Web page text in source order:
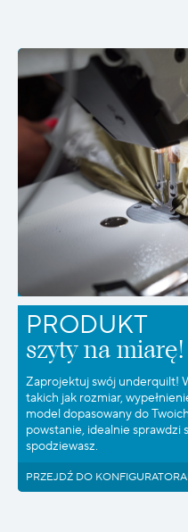
PRODUKT
szyty na miarę!
Zaprojektuj swój underquilt!
takich jak rozmiar,
model dopasowany do
powstanie, idealnie sprawdzi
spodziewasz.
PRZEJDŹ DO